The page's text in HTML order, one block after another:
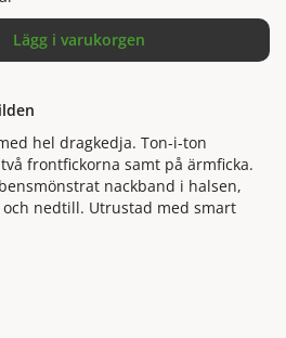
Lägg i varukorgen
hel dragkedja. Ton-i-ton
frontfickorna samt på ärmficka.
nackband i halsen,
nedtill. Utrustad med smart